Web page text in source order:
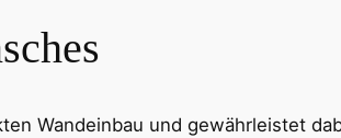
Wandeinbau und gewährleistet